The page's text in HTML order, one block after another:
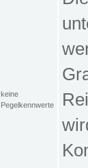
keine
Pegelkennwerte